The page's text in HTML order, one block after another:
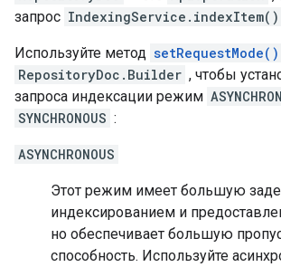
запрос IndexingService.indexItem()
Используйте метод setRequestMode()
RepositoryDoc.Builder , чтобы
запроса индексации режим
SYNCHRONOUS :
ASYNCHRONOUS
Этот режим имеет большую
индексированием и
но обеспечивает большую
способность. Используйте